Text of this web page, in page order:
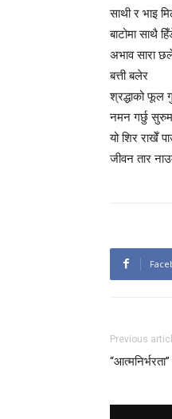
साथी र भाइ
बाटोमा साथै
अभाव सारा
बत्ती बलेर
श्रद्धाको फूल
नमन गर्छु
यो शिर राखेँ
जीवन तार
Previous
“आत्मनिर्भरता”